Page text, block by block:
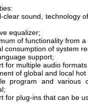
clear sound, technology
equalizer;
of functionality from
consumption of system
support;
for multiple audio formats
of global and local
program and various
for plug-ins that can be